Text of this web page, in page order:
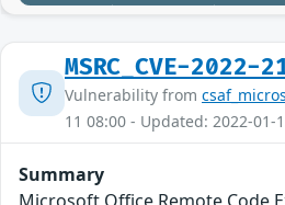
MSRC_CVE-2022-
Vulnerability from
11 08:00 - Updated: 2022-01-
Summary